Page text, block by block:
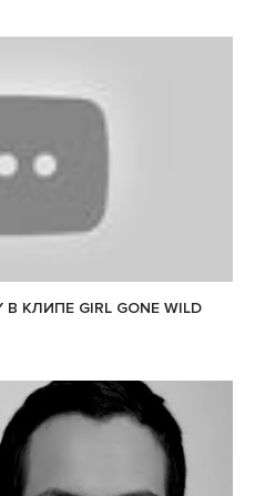
КЛИПЕ GIRL GONE WILD